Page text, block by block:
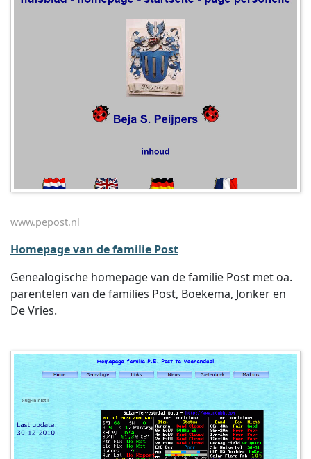
www.pepost.nl
Homepage van de familie Post
Genealogische homepage van de familie Post met oa.
parentelen van de families Post, Boekema, Jonker en
De Vries.